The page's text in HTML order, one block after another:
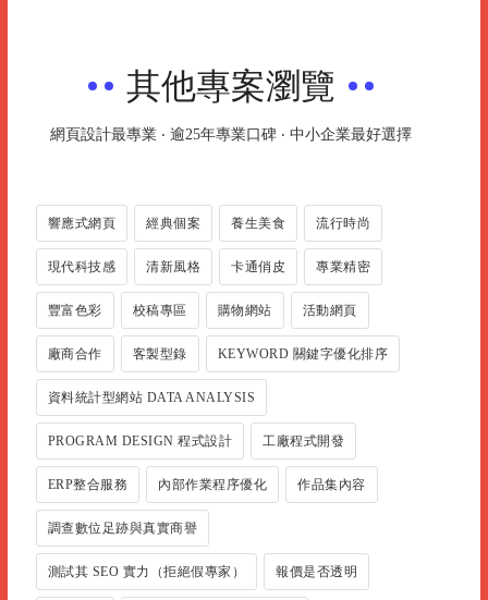
其他專案瀏覽
網頁設計最專業 ‧ 逾25年專業口碑 ‧ 中小企業最好選擇
響應式網頁 經典個案 養生美食 流行時尚
現代科技感 清新風格 卡通俏皮 專業精密
豐富色彩 校稿專區 購物網站 活動網頁
廠商合作 客製型錄 KEYWORD 關鍵字優化排序
資料統計型網站 DATA ANALYSIS
PROGRAM DESIGN 程式設計 工廠程式開發
ERP整合服務 內部作業程序優化 作品集內容
調查數位足跡與真實商譽
測試其 SEO 實力（拒絕假專家） 報價是否透明